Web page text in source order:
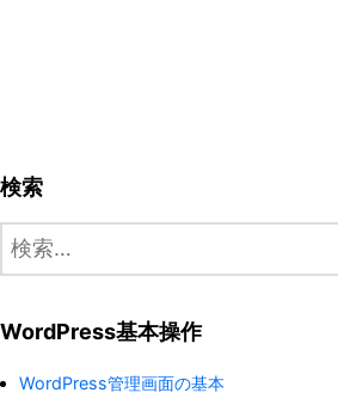
検索
検
索:
WordPress基本操作
WordPress管理画面の基本